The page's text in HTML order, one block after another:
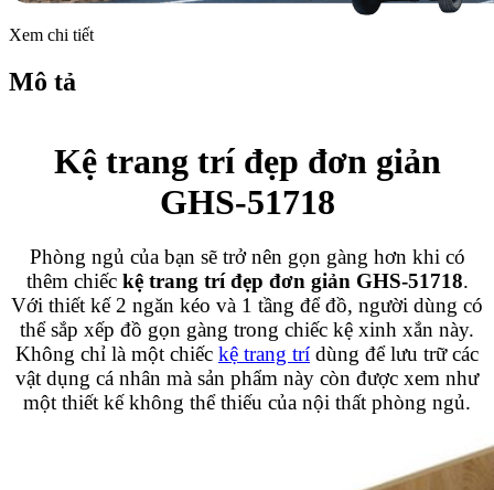
Xem chi tiết
Mô tả
Kệ trang trí đẹp đơn giản
GHS-51718
Phòng ngủ của bạn sẽ trở nên gọn gàng hơn khi có
thêm chiếc kệ trang trí đẹp đơn giản GHS-51718.
Với thiết kế 2 ngăn kéo và 1 tầng để đồ, người dùng có
thể sắp xếp đồ gọn gàng trong chiếc kệ xinh xắn này.
Không chỉ là một chiếc kệ trang trí dùng để lưu trữ các
vật dụng cá nhân mà sản phẩm này còn được xem như
một thiết kế không thể thiếu của nội thất phòng ngủ.